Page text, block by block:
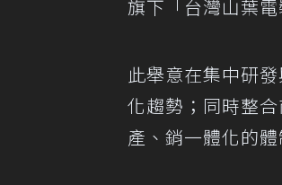
旗下「台灣山葉
此舉意在集中研
化趨勢；同時整
產、銷一體化的